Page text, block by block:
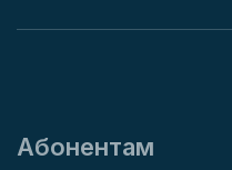
Абонентам